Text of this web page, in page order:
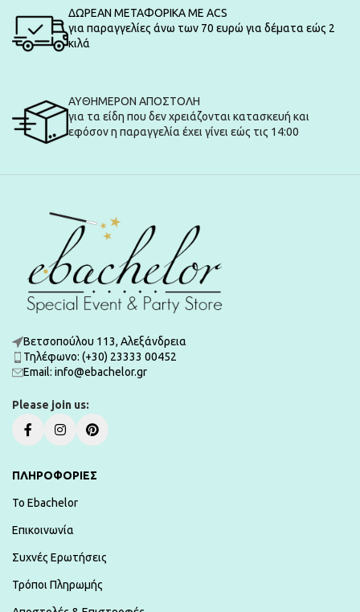
ΔΩΡΕΑΝ ΜΕΤΑΦΟΡΙΚΑ ΜΕ ACS
για παραγγελίες άνω των 70 ευρώ για δέματα εώς 2
κιλά
ΑΥΘΗΜΕΡΟΝ ΑΠΟΣΤΟΛΗ
για τα είδη που δεν χρειάζονται κατασκευή και
εφόσον η παραγγελία έχει γίνει εώς τις 14:00
Βετσοπούλου 113, Αλεξάνδρεια
Τηλέφωνο: (+30) 23333 00452
Εmail: info@ebachelor.gr
Please join us:
ΠΛΗΡΟΦΟΡΙΕΣ
To Ebachelor
Επικοινωνία
Συχνές Ερωτήσεις
Τρόποι Πληρωμής